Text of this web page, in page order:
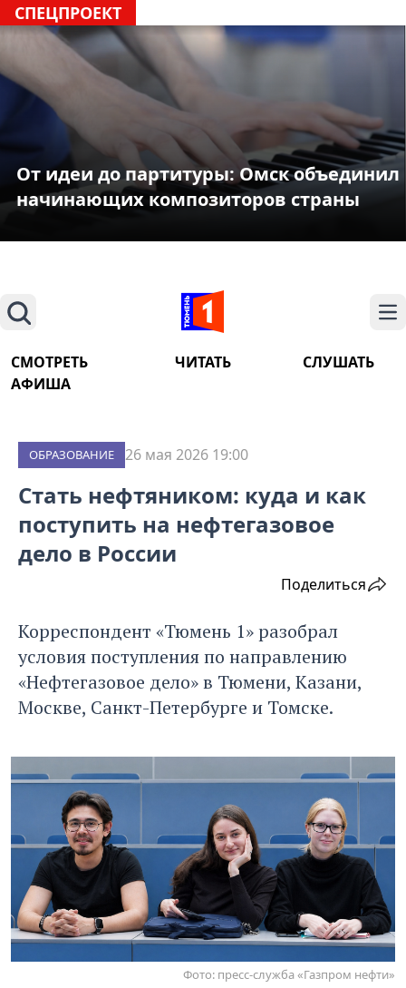
СПЕЦПРОЕКТ
От идеи до партитуры: Омск объединил
начинающих композиторов страны
Поиск
СМОТРЕТЬ ЧИТАТЬ
СЛУШАТЬ
АФИША
ОБРАЗОВАНИЕ 26 мая 2026 19:00
Стать нефтяником: куда и как
поступить на нефтегазовое
дело в России
Поделиться
Корреспондент «Тюмень 1» разобрал
условия поступления по направлению
«Нефтегазовое дело» в Тюмени, Казани,
Москве, Санкт-Петербурге и Томске.
Фото: пресс-служба «Газпром нефти»